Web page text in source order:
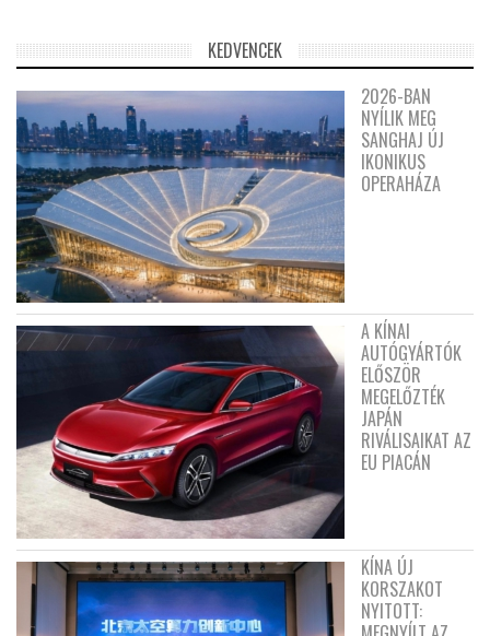
KEDVENCEK
2026-BAN
NYÍLIK MEG
SANGHAJ ÚJ
IKONIKUS
OPERAHÁZA
A KÍNAI
AUTÓGYÁRTÓK
ELŐSZÖR
MEGELŐZTÉK
JAPÁN
RIVÁLISAIKAT AZ
EU PIACÁN
KÍNA ÚJ
KORSZAKOT
NYITOTT: